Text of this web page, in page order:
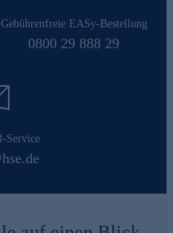
Gebührenfreie EASy-Bestellung
0800 29 888 29
Service